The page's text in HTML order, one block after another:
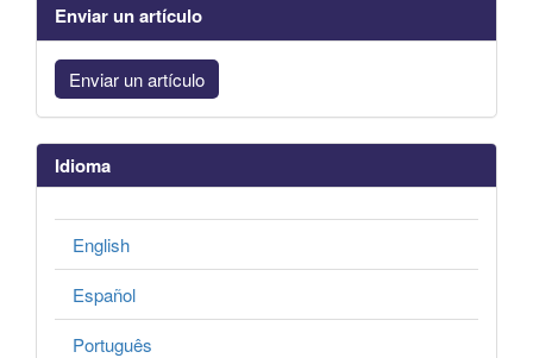
Enviar un artículo
Enviar un artículo
Idioma
English
Español
Português